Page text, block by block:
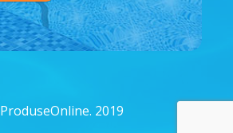
ProduseOnline. 2019